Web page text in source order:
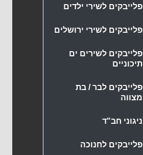
פלייבקים לשירי ילדים
פלייבקים לשירי ירושלים
פלייבקים לשירים ים
תיכוניים
פלייבקים לבר / בת
מצווה
ניגוני חב"ד
פלייבקים לחנוכה